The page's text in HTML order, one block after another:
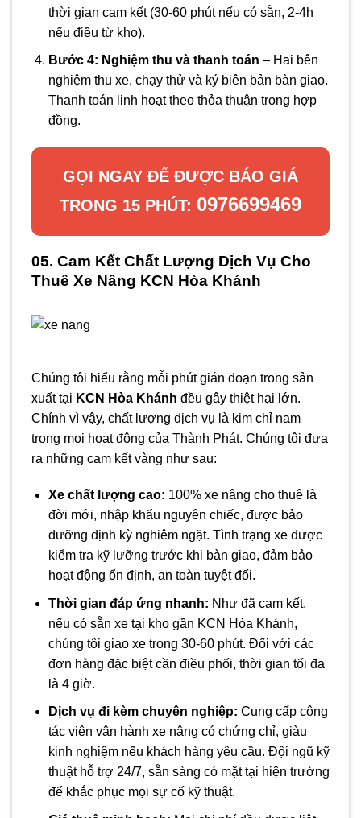
thời gian cam kết (30-60 phút nếu có sẵn, 2-4h
nếu điều từ kho).
Bước 4: Nghiệm thu và thanh toán – Hai bên
nghiệm thu xe, chạy thử và ký biên bản bàn giao.
Thanh toán linh hoạt theo thỏa thuận trong hợp
đồng.
GỌI NGAY ĐỂ ĐƯỢC BÁO GIÁ
TRONG 15 PHÚT: 0976699469
05. Cam Kết Chất Lượng Dịch Vụ Cho
Thuê Xe Nâng KCN Hòa Khánh
Chúng tôi hiểu rằng mỗi phút gián đoạn trong sản
xuất tại KCN Hòa Khánh đều gây thiệt hại lớn.
Chính vì vậy, chất lượng dịch vụ là kim chỉ nam
trong mọi hoạt động của Thành Phát. Chúng tôi đưa
ra những cam kết vàng như sau:
Xe chất lượng cao: 100% xe nâng cho thuê là
đời mới, nhập khẩu nguyên chiếc, được bảo
dưỡng định kỳ nghiêm ngặt. Tình trạng xe được
kiểm tra kỹ lưỡng trước khi bàn giao, đảm bảo
hoạt động ổn định, an toàn tuyệt đối.
Thời gian đáp ứng nhanh: Như đã cam kết,
nếu có sẵn xe tại kho gần KCN Hòa Khánh,
chúng tôi giao xe trong 30-60 phút. Đối với các
đơn hàng đặc biệt cần điều phối, thời gian tối đa
là 4 giờ.
Dịch vụ đi kèm chuyên nghiệp: Cung cấp công
tác viên vận hành xe nâng có chứng chỉ, giàu
kinh nghiệm nếu khách hàng yêu cầu. Đội ngũ kỹ
thuật hỗ trợ 24/7, sẵn sàng có mặt tại hiện trường
để khắc phục mọi sự cố kỹ thuật.